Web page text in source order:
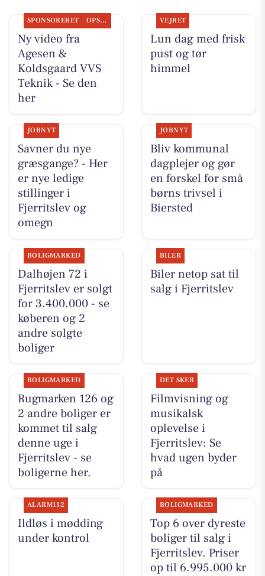
SPONSORERET OPSLAGSTAVLEN
Ny video fra
Agesen &
Koldsgaard VVS
Teknik - Se den
her
VEJRET
Lun dag med frisk
pust og tør
himmel
JOBNYT
Savner du nye
græsgange? - Her
er nye ledige
stillinger i
Fjerritslev og
omegn
JOBNYT
Bliv kommunal
dagplejer og gør
en forskel for små
børns trivsel i
Biersted
BOLIGMARKED
Dalhøjen 72 i
Fjerritslev er solgt
for 3.400.000 - se
køberen og 2
andre solgte
boliger
BILER
Biler netop sat til
salg i Fjerritslev
BOLIGMARKED
Rugmarken 126 og
2 andre boliger er
kommet til salg
denne uge i
Fjerritslev - se
boligerne her.
DET SKER
Filmvisning og
musikalsk
oplevelse i
Fjerritslev: Se
hvad ugen byder
på
ALARM112
Ildløs i mødding
under kontrol
BOLIGMARKED
Top 6 over dyreste
boliger til salg i
Fjerritslev. Priser
op til 6.995.000 kr